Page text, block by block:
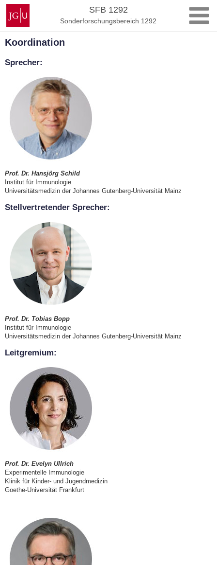
Zum
Inhalt
springen
Johannes
Gutenberg-
Universität
Mainz
SFB 1292
Sonderforschungsbereich 1292
Koordination
Sprecher:
Prof. Dr. Hansjörg Schild
Institut für Immunologie
Universitätsmedizin der Johannes Gutenberg-Universität Mainz
Stellvertretender Sprecher:
Prof. Dr. Tobias Bopp
Institut für Immunologie
Universitätsmedizin der Johannes Gutenberg-Universität Mainz
Leitgremium:
Prof. Dr. Evelyn Ullrich
Experimentelle Immunologie
Klinik für Kinder- und Jugendmedizin
Goethe-Universität Frankfurt